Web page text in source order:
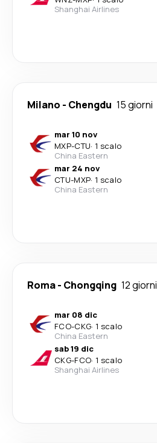
Shanghai Airlines
Milano - Chengdu 15 giorni
mar 10 nov
MXP-CTU· 1 scalo
China Eastern
mar 24 nov
CTU-MXP· 1 scalo
China Eastern
Roma- Chongqing 12 giorni
mar 08 dic
FCO-CKG· 1 scalo
China Eastern
sab 19 dic
CKG-FCO· 1 scalo
Shanghai Airlines